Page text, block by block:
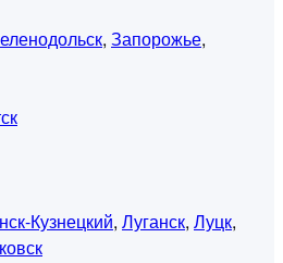
, Запорожье,
Кузнецкий, Луганск, Луцк,